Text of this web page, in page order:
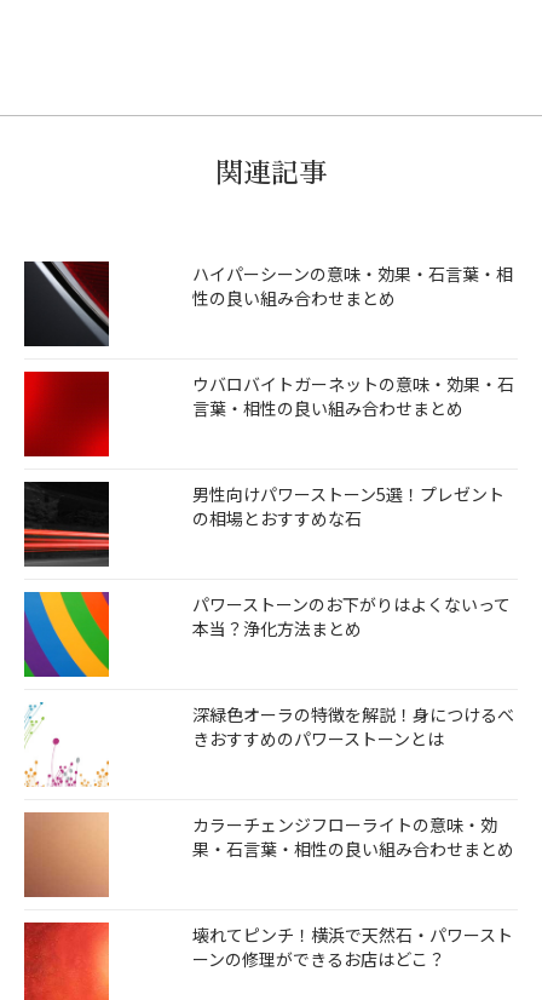
関連記事
ハイパーシーンの意味・効果・石言葉・相
性の良い組み合わせまとめ
ウバロバイトガーネットの意味・効果・石
言葉・相性の良い組み合わせまとめ
男性向けパワーストーン5選！プレゼント
の相場とおすすめな石
パワーストーンのお下がりはよくないって
本当？浄化方法まとめ
深緑色オーラの特徴を解説！身につけるべ
きおすすめのパワーストーンとは
カラーチェンジフローライトの意味・効
果・石言葉・相性の良い組み合わせまとめ
壊れてピンチ！横浜で天然石・パワースト
ーンの修理ができるお店はどこ？